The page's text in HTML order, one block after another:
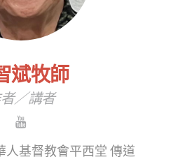
斌牧師
／講者
人基督教會平西堂 傳道